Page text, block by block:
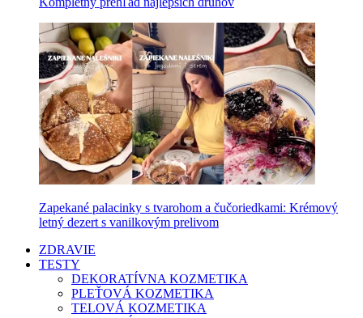
Zapekané palacinky s tvarohom a čučoriedkami: Krémový
letný dezert s vanilkovým prelivom
ZDRAVIE
TESTY
DEKORATÍVNA KOZMETIKA
PLEŤOVÁ KOZMETIKA
TELOVÁ KOZMETIKA